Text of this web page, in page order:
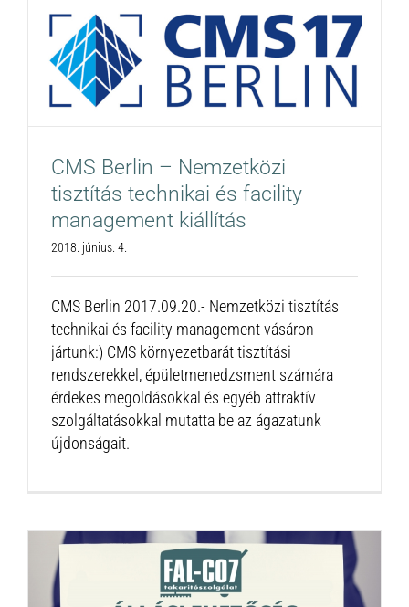
CMS Berlin – Nemzetközi
tisztítás technikai és facility
management kiállítás
2018. június. 4.
CMS Berlin 2017.09.20.- Nemzetközi tisztítás
technikai és facility management vásáron
jártunk:) CMS környezetbarát tisztítási
rendszerekkel, épületmenedzsment számára
érdekes megoldásokkal és egyéb attraktív
szolgáltatásokkal mutatta be az ágazatunk
újdonságait.